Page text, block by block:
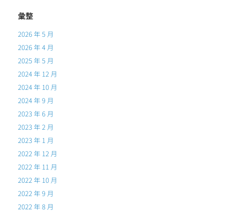
彙整
2026 年 5 月
2026 年 4 月
2025 年 5 月
2024 年 12 月
2024 年 10 月
2024 年 9 月
2023 年 6 月
2023 年 2 月
2023 年 1 月
2022 年 12 月
2022 年 11 月
2022 年 10 月
2022 年 9 月
2022 年 8 月